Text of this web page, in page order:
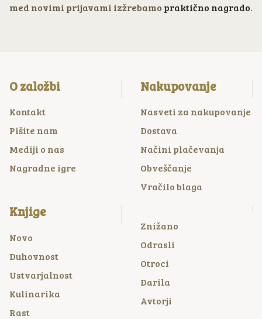
med novimi prijavami izžrebamo praktično nagrado.
O založbi
Kontakt
Pišite nam
Mediji o nas
Nagradne igre
Nakupovanje
Nasveti za nakupovanje
Dostava
Načini plačevanja
Obveščanje
Vračilo blaga
Knjige
Novo
Duhovnost
Ustvarjalnost
Kulinarika
Rast
Znižano
Odrasli
Otroci
Darila
Avtorji